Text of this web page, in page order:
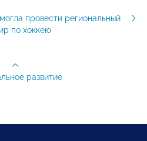
провести региональный
по хоккею
развитие